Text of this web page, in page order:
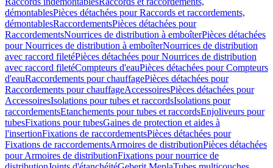
démontablesPièces détachées pour Raccords et raccordements,
démontablesRaccordementsPièces détachées pour
RaccordementsNourrices de distribution à emboîterPièces détachées
pour Nourrices de distribution à emboîterNourrices de distribution
avec raccord filetéPièces détachées pour Nourrices de distribution
avec raccord filetéCompteurs d'eauPièces détachées pour Compteurs
d'eauRaccordements pour chauffagePièces détachées pour
Raccordements pour chauffageAccessoiresPièces détachées pour
AccessoiresIsolations pour tubes et raccordsIsolations pour
raccordementsEtanchements pour tubes et raccordsEnjoliveurs pour
tubesFixations pour tubesGaines de protection et aides à
l'insertionFixations de raccordementsPièces détachées pour
Fixations de raccordementsArmoires de distributionPièces détachées
pour Armoires de distributionFixations pour nourrice de